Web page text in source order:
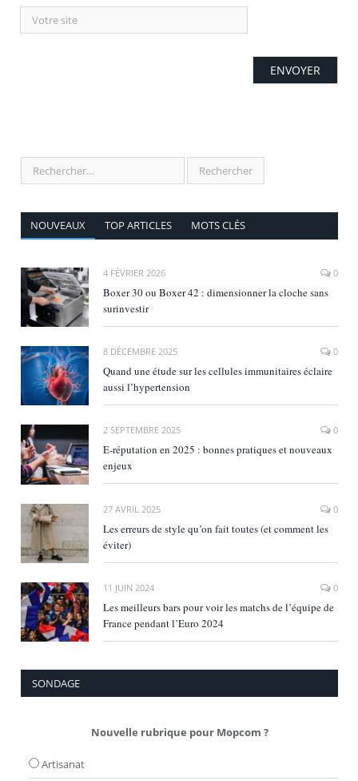
NOUVEAUX TOP ARTICLES MOTS CLÉS
4 FÉVRIER 2026 0
Boxer 30 ou Boxer 42 : dimensionner la cloche sans
surinvestir
8 DÉCEMBRE 2025 0
Quand une étude sur les cellules immunitaires éclaire
aussi l’hypertension
2 SEPTEMBRE 2025 0
E‑réputation en 2025 : bonnes pratiques et nouveaux
enjeux
27 AVRIL 2025 0
Les erreurs de style qu’on fait toutes (et comment les
éviter)
11 JUIN 2024 0
Les meilleurs bars pour voir les matchs de l’équipe de
France pendant l’Euro 2024
SONDAGE
Nouvelle rubrique pour Mopcom ?
Artisanat